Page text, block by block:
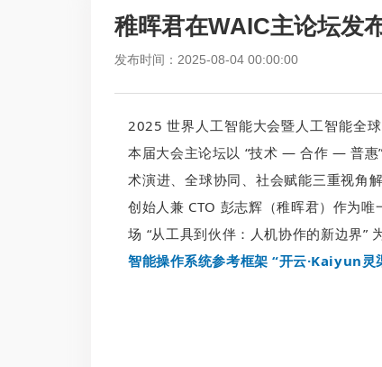
稚晖君在WAIC主论坛发
发布时间：2025-08-04 00:00:00
2025 世界人工智能大会暨人工智能全
本届大会主论坛以 “技术 — 合作 — 普惠
术演进、全球协同、社会赋能三重视角
创始人兼 CTO 彭志辉（稚晖君）作为
场 “从工具到伙伴：人机协作的新边界”
智能操作系统参考框架 “开云·Kaiyun灵